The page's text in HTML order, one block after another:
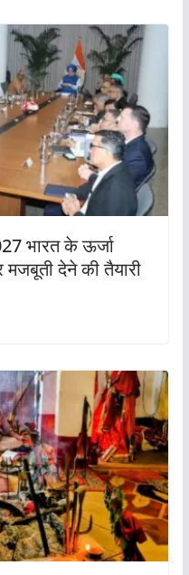
भारत के ऊर्जा
देने की तैयारी